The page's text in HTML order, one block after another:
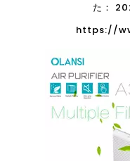
た：
https://